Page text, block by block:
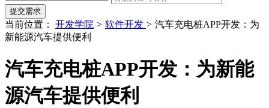
提交需求
当前位置： 开发学院 > 软件开发 > 汽车充电桩APP开发：为
新能源汽车提供便利
汽车充电桩APP开发：为新能
源汽车提供便利